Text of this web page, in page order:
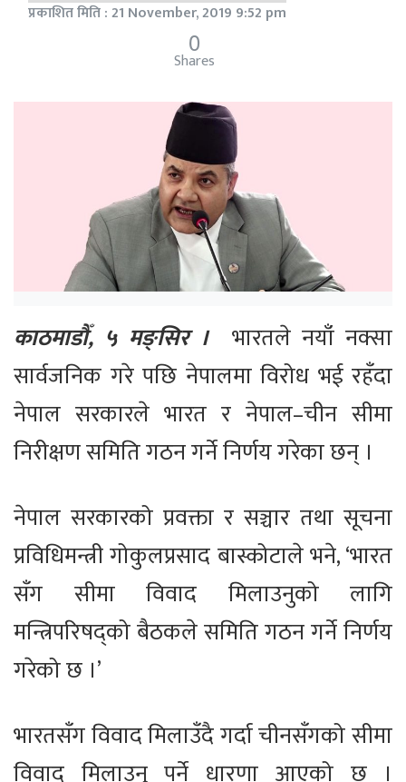
प्रकाशित मिति : 21 November, 2019 9:52 pm
0
Shares
काठमाडौँ, ५ मङ्सिर । भारतले नयाँ नक्सा
सार्वजनिक गरे पछि नेपालमा विरोध भई रहँदा
नेपाल सरकारले भारत र नेपाल–चीन सीमा
निरीक्षण समिति गठन गर्ने निर्णय गरेका छन् ।
नेपाल सरकारको प्रवक्ता र सञ्चार तथा सूचना
प्रविधिमन्त्री गोकुलप्रसाद बास्कोटाले भने, ‘भारत
सँग सीमा विवाद मिलाउनुको लागि
मन्त्रिपरिषद्को बैठकले समिति गठन गर्ने निर्णय
गरेको छ ।’
भारतसँग विवाद मिलाउँदै गर्दा चीनसँगको सीमा